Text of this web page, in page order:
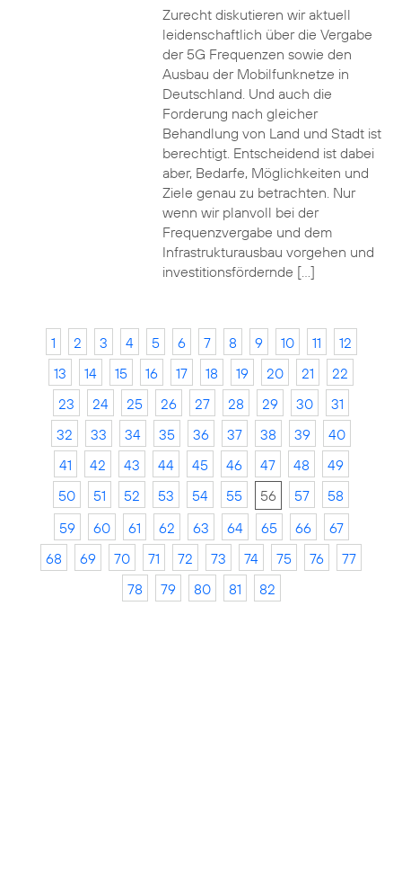
Zurecht diskutieren wir aktuell
leidenschaftlich über die Vergabe
der 5G Frequenzen sowie den
Ausbau der Mobilfunknetze in
Deutschland. Und auch die
Forderung nach gleicher
Behandlung von Land und Stadt ist
berechtigt. Entscheidend ist dabei
aber, Bedarfe, Möglichkeiten und
Ziele genau zu betrachten. Nur
wenn wir planvoll bei der
Frequenzvergabe und dem
Infrastrukturausbau vorgehen und
investitionsfördernde […]
1 2 3 4 5 6 7 8 9 10 11
12
13
14 15 16 17 18 19 20 21
22
23
24 25 26 27 28 29 30
31
32
33 34 35 36 37 38 39
40
41
42 43 44 45 46 47 48
49
50
51 52 53 54 55 56 57
58
59
60 61 62 63 64 65 66
67
68
69 70 71 72 73 74 75 76
77
78
79 80 81 82